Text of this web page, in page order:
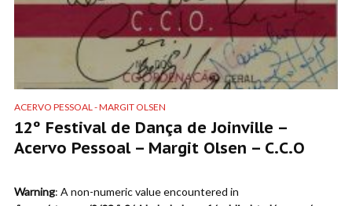
ACERVO PESSOAL - MARGIT OLSEN
12º Festival de Dança de Joinville –
Acervo Pessoal – Margit Olsen – C.C.O
Warning: A non-numeric value encountered in